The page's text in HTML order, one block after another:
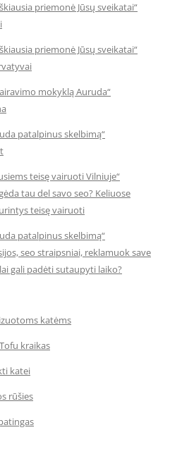
priemonė Jūsų sveikatai“
priemonė Jūsų sveikatai“
mokyklą Auruda“
patalpinus skelbimą“
teisę vairuoti Vilniuje“
tau del savo seo? Keliuose
teisę vairuoti
patalpinus skelbimą“
seo straipsniai, reklamuok save
gali padėti sutaupyti laiko?
katėms
kraikas
katei
rūšies